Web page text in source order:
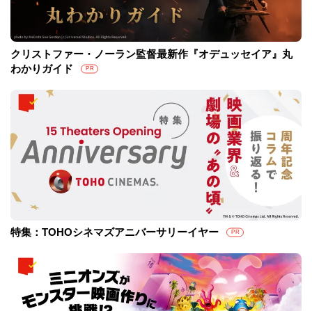
クリストファー・ノーラン監督最新作『オデュッセイア』丸
わかりガイド
PR
特集：TOHOシネマズアニバーサリーイヤー PR